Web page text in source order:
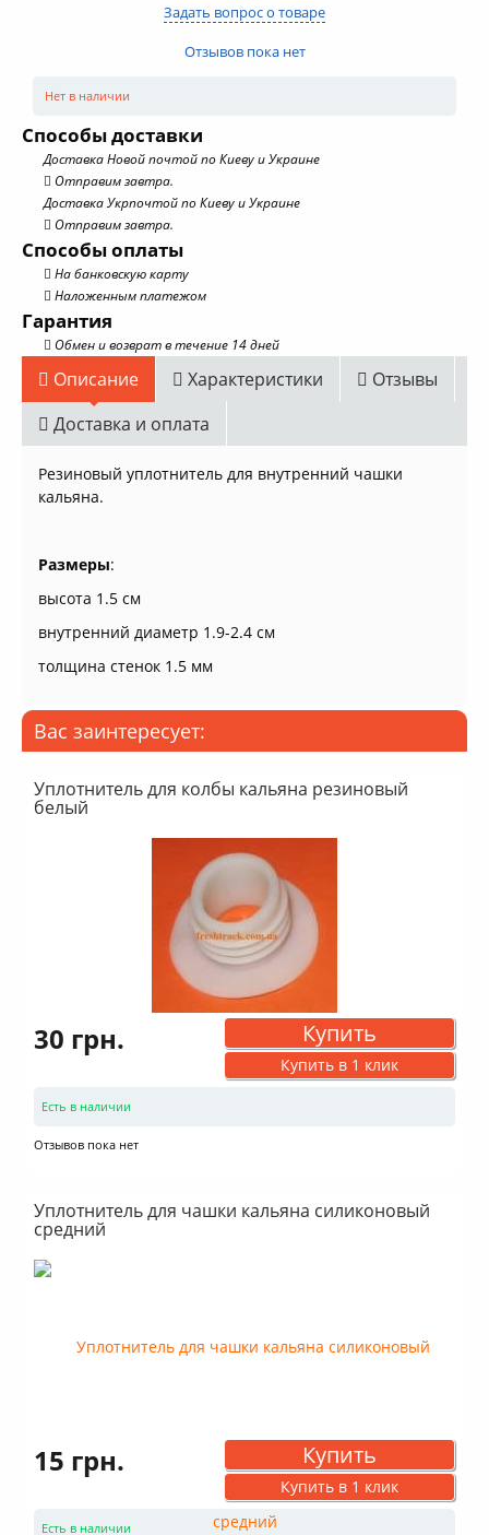
Задать вопрос о товаре
Отзывов пока нет
Нет в наличии
Способы доставки
Доставка Новой почтой по Киеву и Украине
Отправим завтра.
Доставка Укрпочтой по Киеву и Украине
Отправим завтра.
Способы оплаты
На банковскую карту
Наложенным платежом
Гарантия
Обмен и возврат в течение 14 дней
Описание Характеристики
Отзывы
Доставка и оплата
Резиновый уплотнитель для внутренний чашки
кальяна.
Размеры:
высота 1.5 см
внутренний диаметр 1.9-2.4 см
толщина стенок 1.5 мм
Вас заинтересует:
Уплотнитель для колбы кальяна резиновый
белый
30 грн. Купить
Купить в 1 клик
Есть в наличии
Отзывов пока нет
Уплотнитель для чашки кальяна силиконовый
средний
15 грн. Купить
Купить в 1 клик
Есть в наличии